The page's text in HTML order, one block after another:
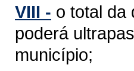
VIII - o total da
poderá
município;